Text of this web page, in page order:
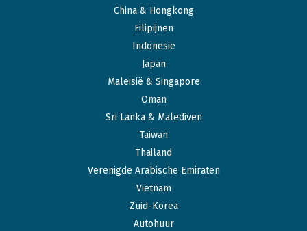
China & Hongkong
Filipijnen
Indonesië
Japan
Maleisië & Singapore
Oman
Sri Lanka & Malediven
Taiwan
Thailand
Verenigde Arabische Emiraten
Vietnam
Zuid-Korea
Autohuur